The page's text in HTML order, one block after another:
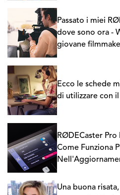
Passato i miei
dove sono ora -
giovane
Ecco le schede
di utilizzare con
RØDECaster
Come Funziona
Una buona